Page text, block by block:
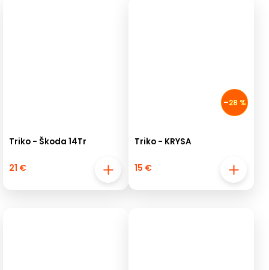
Triko - Škoda 14Tr
21 €
–28 %
Triko - KRYSA
15 €